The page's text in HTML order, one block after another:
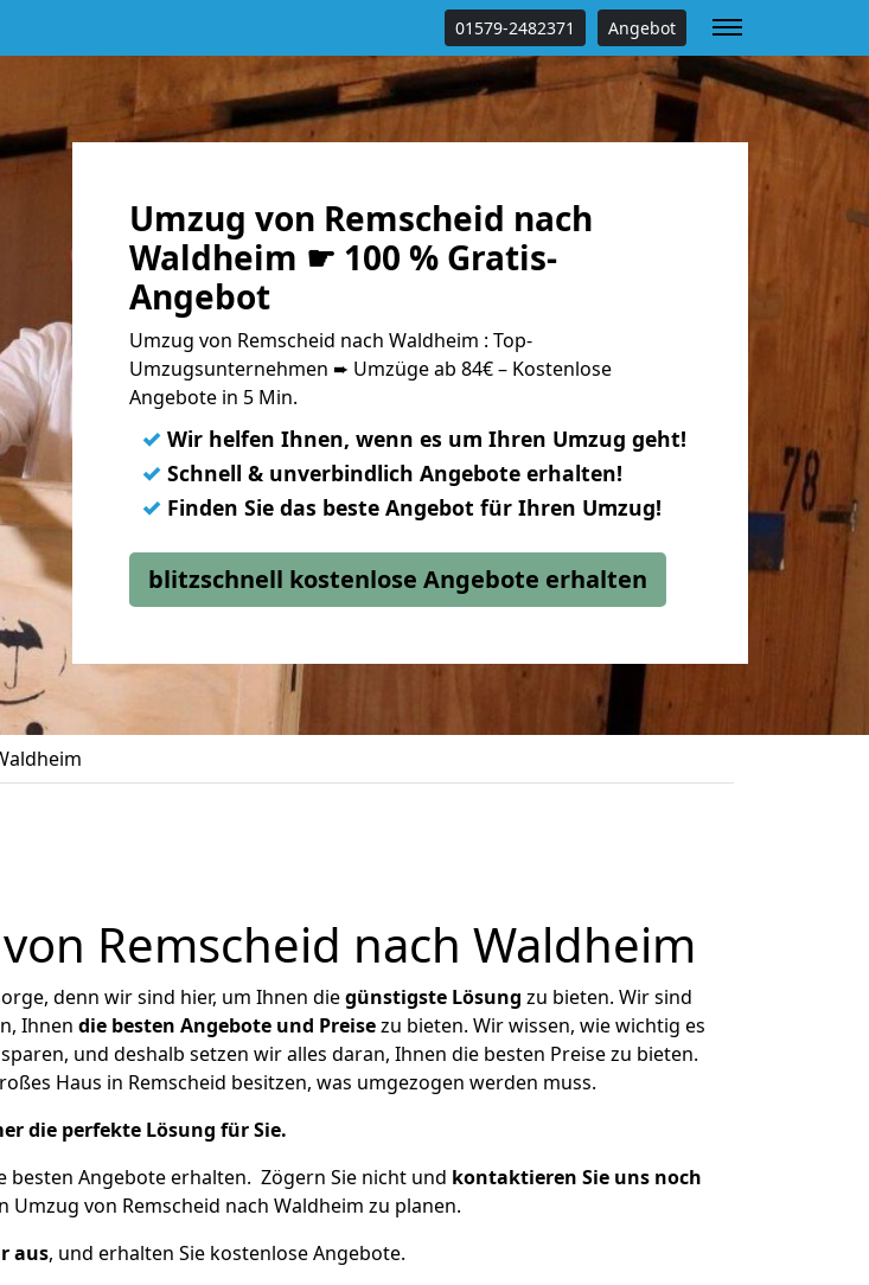
01579-2482371 Angebot
Umzug von Remscheid nach
Waldheim ☛ 100 % Gratis-
Angebot
Umzug von Remscheid nach Waldheim : Top-
Umzugsunternehmen ➨ Umzüge ab 84€ – Kostenlose
Angebote in 5 Min.
✓ Wir helfen Ihnen, wenn es um Ihren Umzug geht!
✓ Schnell & unverbindlich Angebote erhalten!
✓ Finden Sie das beste Angebot für Ihren Umzug!
blitzschnell kostenlose Angebote erhalten
Remscheid nach Waldheim
denn wir sind hier, um Ihnen diegünstigste Lösung zu bieten. Wir sind
Ihnen die besten Angebote und Preisezu bieten. Wir wissen, wie wichtig es
und deshalb setzen wir alles daran, Ihnen die besten Preise zu bieten.
Haus in Remscheid besitzen, was umgezogen werden muss.
die perfekte Lösung für Sie.
besten Angebote erhalten. Zögern Sie nicht und kontaktieren Sie uns noch
von Remscheid nach Waldheim zu planen.
aus, und erhalten Sie kostenlose Angebote.